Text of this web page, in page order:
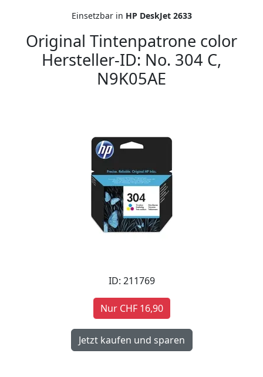
Einsetzbar in HP DeskJet 2633
Original Tintenpatrone color
Hersteller-ID: No. 304 C,
N9K05AE
ID: 211769
Nur CHF 16,90